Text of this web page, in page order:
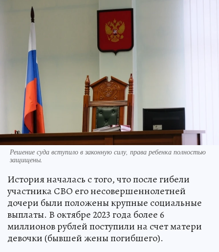
Решение суда вступило в законную силу, права ребенка полностью
защищены.
История началась с того, что после гибели
участника СВО его несовершеннолетней
дочери были положены крупные социальные
выплаты. В октябре 2023 года более 6
миллионов рублей поступили на счет матери
девочки (бывшей жены погибшего).